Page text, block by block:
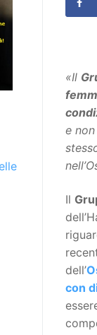
«Il
e
Il
dell’
con